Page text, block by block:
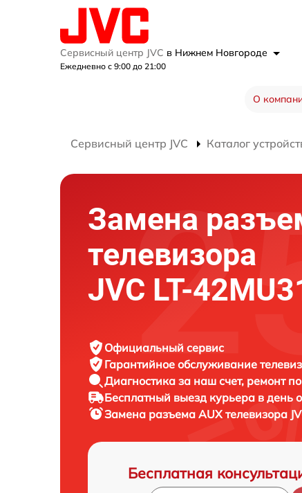
Сервисный центр JVC в Нижнем Новгороде
Ежедневно с 9:00 до 21:00
О
Сервисный центр JVC Каталог
Замена
телевизора
JVC LT-
Официальный сервис
Гарантийное обслуживание
Диагностика за наш счет, ремонт
Бесплатный выезд курьера в день
Замена разъема AUX телевизора
Бесплатная